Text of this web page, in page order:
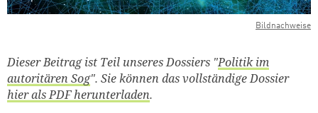
Bildnachweise
Dieser Beitrag ist Teil unseres Dossiers "Politik im
autoritären Sog". Sie können das vollständige Dossier
hier als PDF herunterladen.